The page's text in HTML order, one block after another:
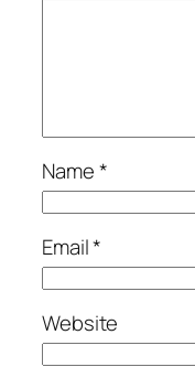
Name*
Email*
Website